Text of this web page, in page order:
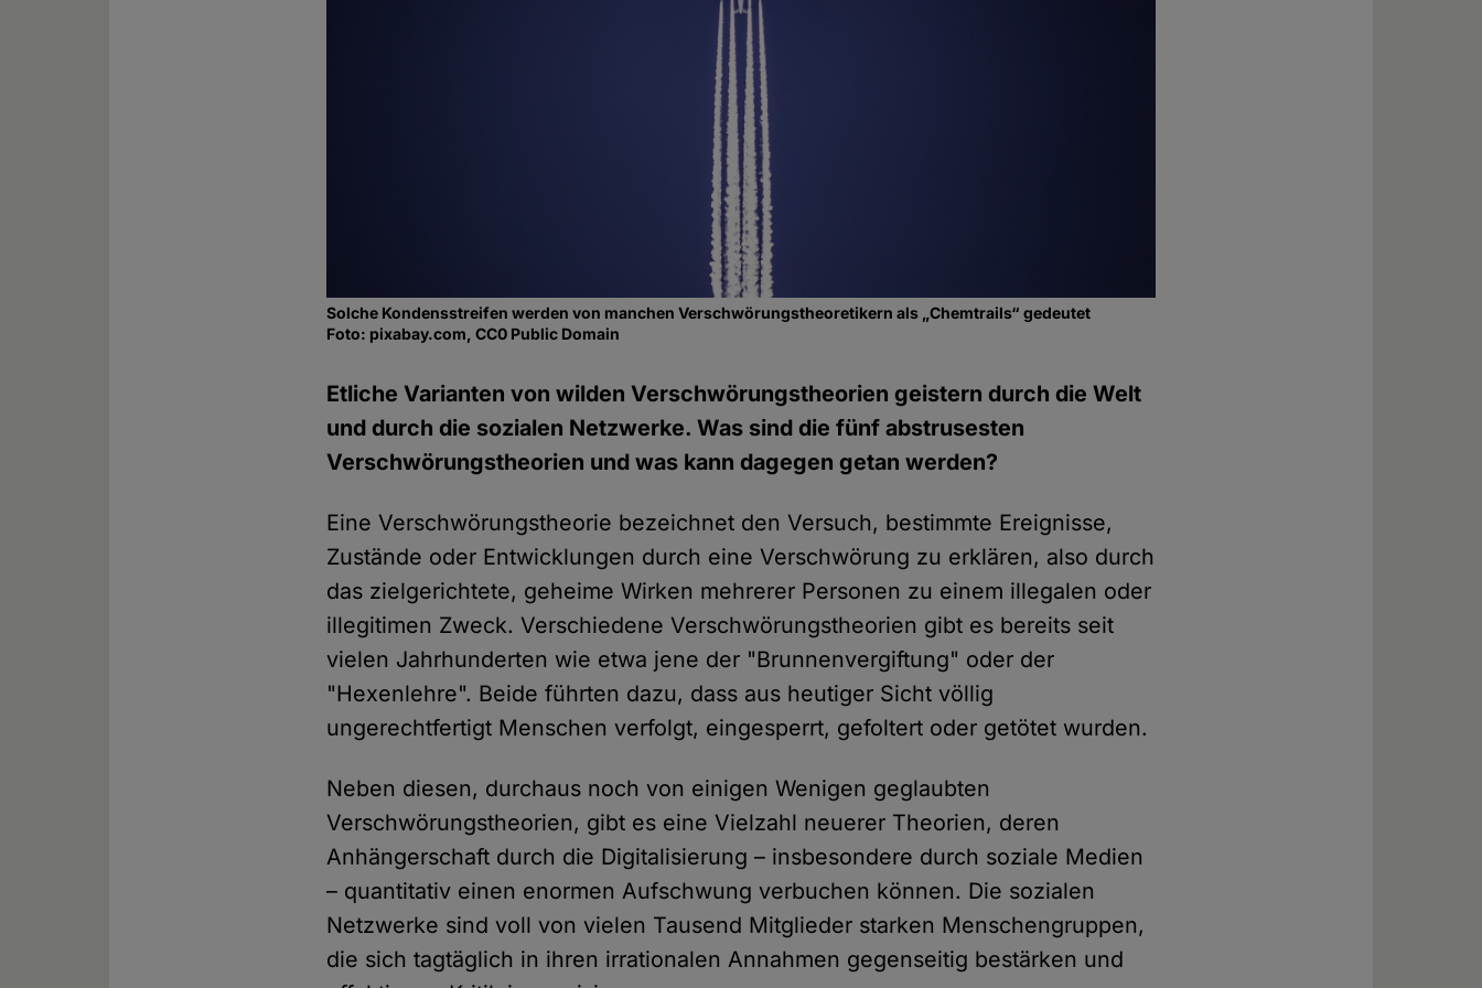
Solche Kondensstreifen werden von manchen Verschwörungstheoretikern als „Chemtrails“ gedeutet
Foto: pixabay.com, CC0 Public Domain
Etliche Varianten von wilden Verschwörungstheorien geistern durch die Welt
und durch die sozialen Netzwerke. Was sind die fünf abstrusesten
Verschwörungstheorien und was kann dagegen getan werden?
Eine Verschwörungstheorie bezeichnet den Versuch, bestimmte Ereignisse,
Zustände oder Entwicklungen durch eine Verschwörung zu erklären, also durch
das zielgerichtete, geheime Wirken mehrerer Personen zu einem illegalen oder
illegitimen Zweck. Verschiedene Verschwörungstheorien gibt es bereits seit
vielen Jahrhunderten wie etwa jene der "Brunnenvergiftung" oder der
"Hexenlehre". Beide führten dazu, dass aus heutiger Sicht völlig
ungerechtfertigt Menschen verfolgt, eingesperrt, gefoltert oder getötet wurden.
Neben diesen, durchaus noch von einigen Wenigen geglaubten
Verschwörungstheorien, gibt es eine Vielzahl neuerer Theorien, deren
Anhängerschaft durch die Digitalisierung – insbesondere durch soziale Medien
– quantitativ einen enormen Aufschwung verbuchen können. Die sozialen
Netzwerke sind voll von vielen Tausend Mitglieder starken Menschengruppen,
die sich tagtäglich in ihren irrationalen Annahmen gegenseitig bestärken und